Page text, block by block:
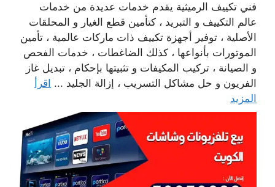
فني تكييف الرميثية يقدم خدمات عديدة من خدمات
عالم التكييف و التبريد ، كتأمين قطع الغيار و المحلقات
الأصلية ، توفير أجهزة تكييف ذات ماركات عالمية ، تأمين
الموتورات بأنواعها ، كذلك الضاغطات ، خدمات الفحص
و الصيانة ، تركيب المكيفات و تثبيتها بإحكام ، تبديل غاز
الفريون و حل مشاكل التسريب ، إزالة الجليد ... اقرأ
المزيد